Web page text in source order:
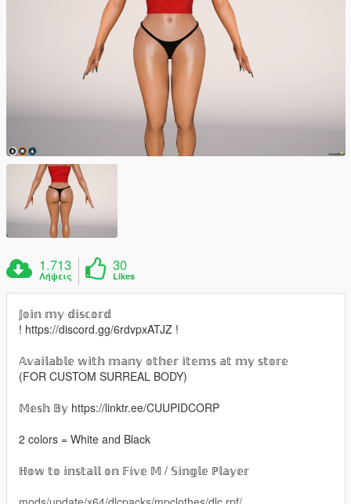
1.713
Λήψεις
30
Likes
𝕁𝕠𝕚𝕟 𝕞𝕪 𝕕𝕚𝕤𝕔𝕠𝕣𝕕
! https://discord.gg/6rdvpxATJZ !
𝔸𝕧𝕒𝕚𝕝𝕒𝕓𝕝𝕖 𝕨𝕚𝕥𝕙 𝕞𝕒𝕟𝕪 𝕠𝕥𝕙𝕖𝕣 𝕚𝕥𝕖𝕞𝕤 𝕒𝕥 𝕞𝕪 𝕤𝕥𝕠𝕣𝕖
(FOR CUSTOM SURREAL BODY)
𝕄𝕖𝕤𝕙 𝔹𝕪 https://linktr.ee/CUUPIDCORP
2 colors = White and Black
ℍ𝕠𝕨 𝕥𝕠 𝕚𝕟𝕤𝕥𝕒𝕝𝕝 𝕠𝕟 𝔽𝕚𝕧𝕖 𝕄 / 𝕊𝕚𝕟𝕘𝕝𝕖 ℙ𝕝𝕒𝕪𝕖𝕣